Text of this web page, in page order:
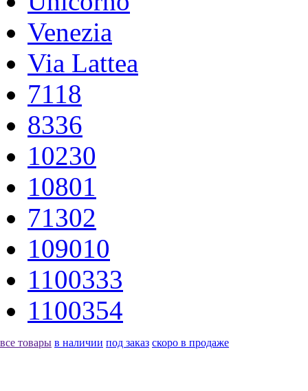
Venezia
Via Lattea
7118
8336
10230
10801
71302
109010
1100333
1100354
все товары в наличии под заказ скоро в продаже